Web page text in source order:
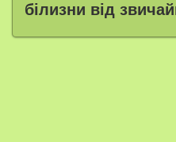
білизни від